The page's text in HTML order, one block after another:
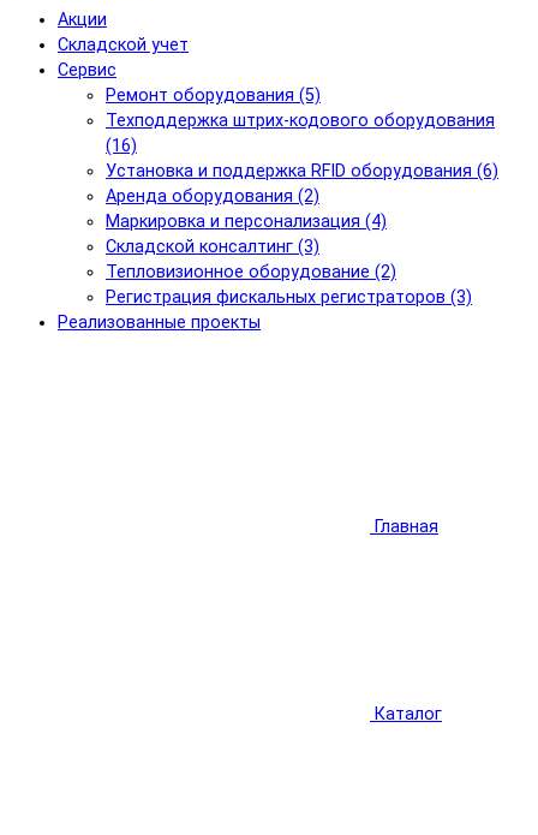
Акции
Складской учет
Сервис
Ремонт оборудования (5)
Техподдержка штрих-кодового оборудования
(16)
Установка и поддержка RFID оборудования (6)
Аренда оборудования (2)
Маркировка и персонализация (4)
Складской консалтинг (3)
Тепловизионное оборудование (2)
Регистрация фискальных регистраторов (3)
Реализованные проекты
Главная
Каталог